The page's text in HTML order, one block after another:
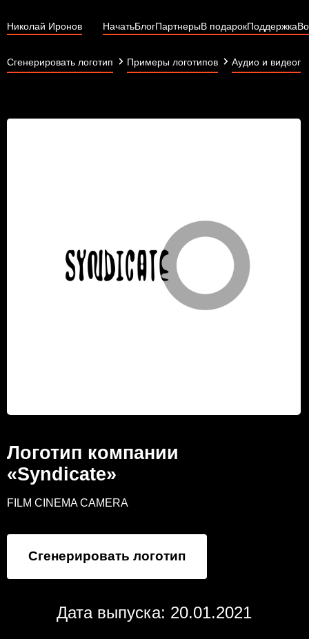
Николай Иронов НачатьБлогПартнерыВ подарокПоддержка
Сгенерировать логотип Примеры логотипов Аудио и
Логотип компании
«Syndicate»
FILM CINEMA CAMERA
Сгенерировать логотип
Дата выпуска: 20.01.2021